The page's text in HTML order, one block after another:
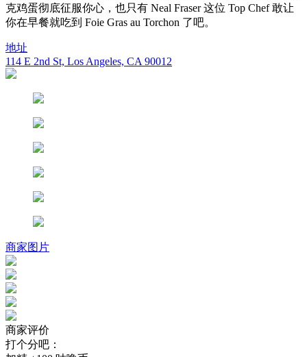
克鸡蛋彻底征服你心，也只有 Neal Fraser 这位 Top Chef 敢让
你在早餐就吃到 Foie Gras au Torchon 了吧。
地址
114 E 2nd St, Los Angeles, CA 90012
商家图片
商家评价
打个分吧：